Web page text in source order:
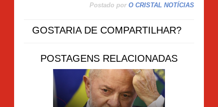
Postado por O CRISTAL NOTÍCIAS
GOSTARIA DE COMPARTILHAR?
POSTAGENS RELACIONADAS